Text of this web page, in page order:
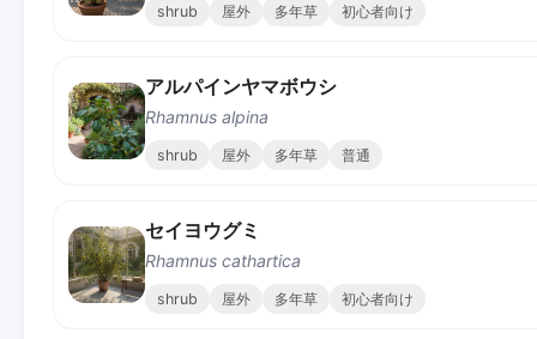
shrub 屋外 多年草 初心者向け
アルパインヤマボウシ
Rhamnus alpina
shrub 屋外 多年草 普通
セイヨウグミ
Rhamnus cathartica
shrub 屋外 多年草 初心者向け